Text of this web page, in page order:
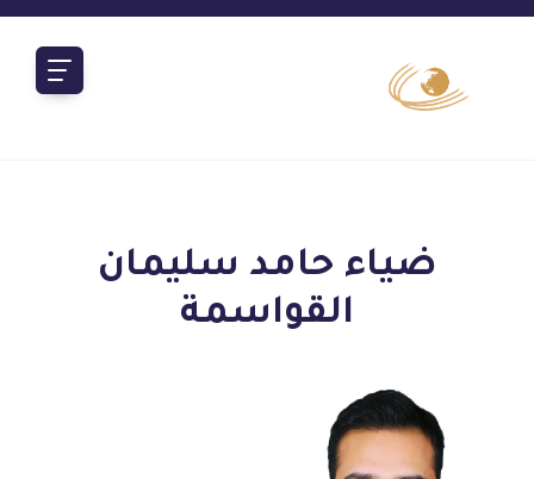
ضياء حامد سليمان
القواسمة